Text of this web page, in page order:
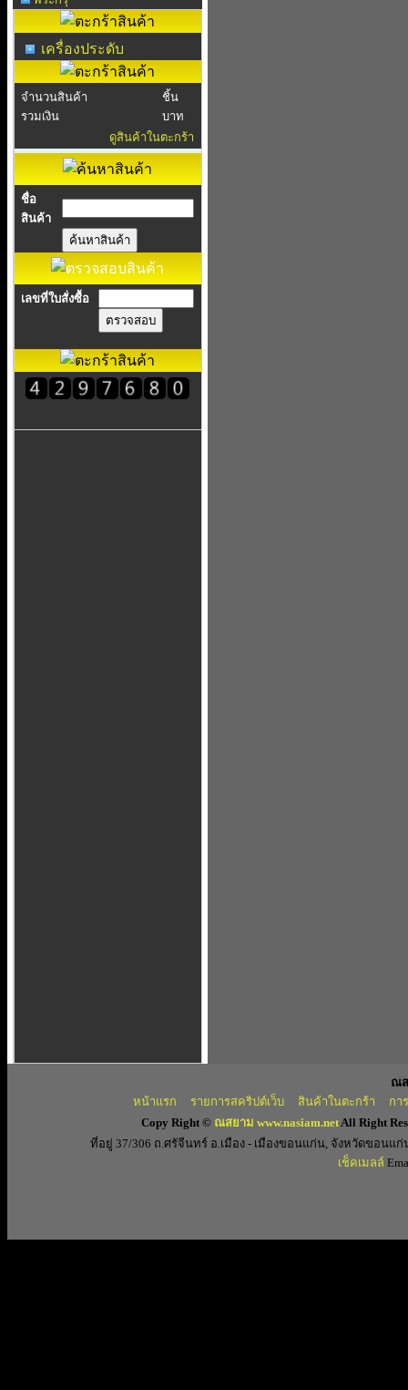
เครื่องประดับ
จำนวนสินค้า
ชิ้น
รวมเงิน
บาท
ดูสินค้าในตะกร้า
ชื่อ
สินค้า
เลขที่ใบสั่งซื้อ
ณส
หน้าแรก
รายการสคริปต์เว็บ สินค้าในตะกร้า
กา
Copy Right © ณสยาม www.nasiam.netAll Right
ที่อยู่ 37/306 ถ.ศรัจีนทร์ อ.เมือง - เมืองขอนแก่น, จังหวัดขอนแก่
เช็คเมลล์